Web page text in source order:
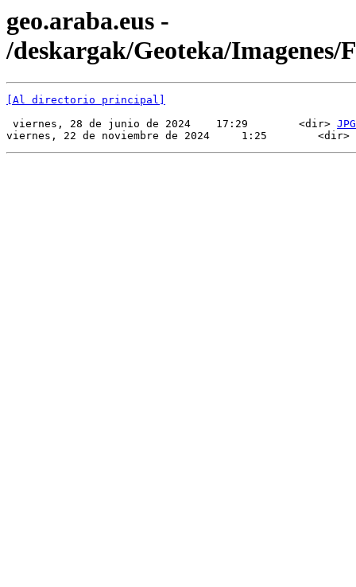
geo.araba.eus -
/deskargak/Geoteka/Imagenes/
[Al directorio principal]
viernes, 28 de junio de 2024    17:29        <dir> JPG
viernes, 22 de noviembre de 2024     1:25        <dir>